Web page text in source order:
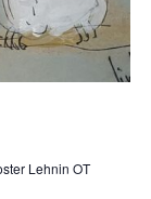
Lehnin OT